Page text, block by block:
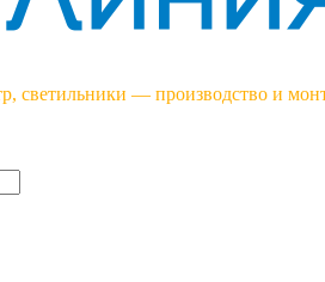
светильники — производство и